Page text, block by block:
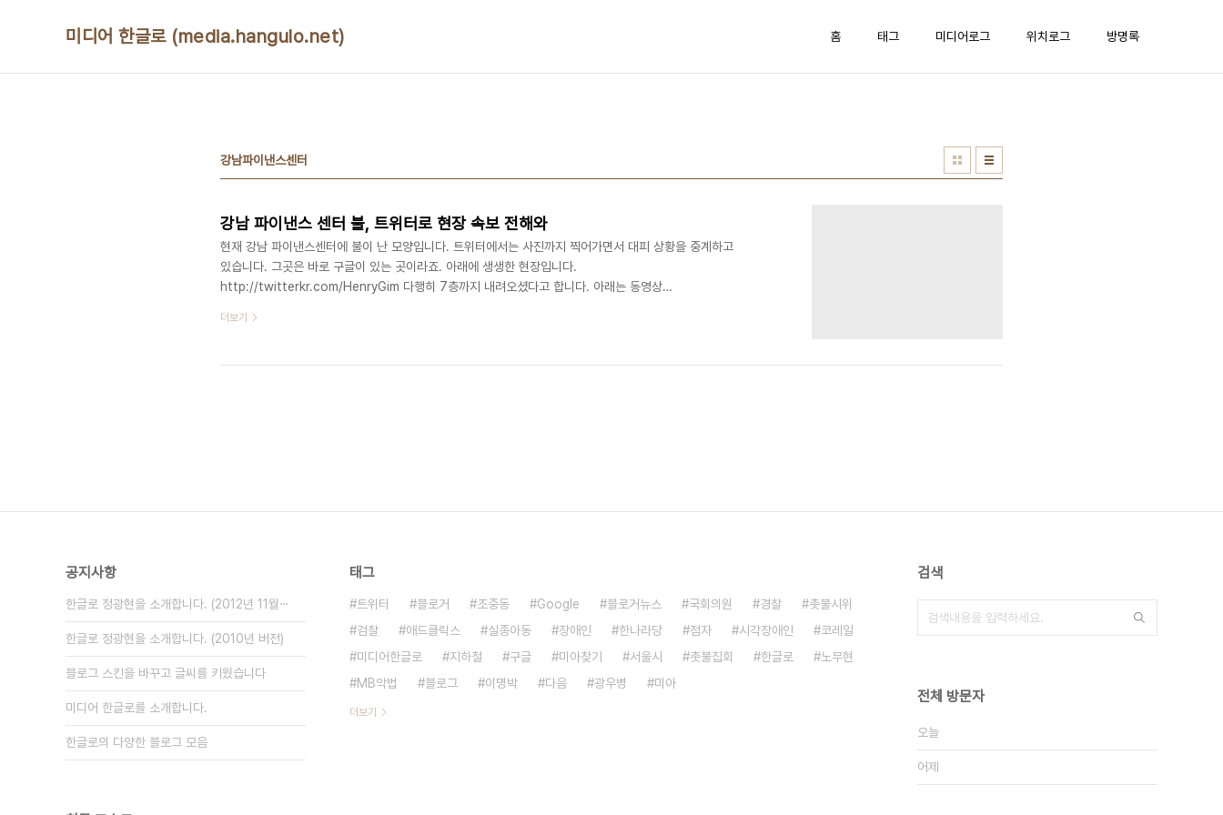
미디어 한글로 (media.hangulo.net) 홈 태그 미디어로그 위치로그 방명록
강남파이낸스센터
강남 파이낸스 센터 불, 트위터로 현장 속보 전해와
현재 강남 파이낸스센터에 불이 난 모양입니다. 트위터에서는 사진까지 찍어가면서 대피 상황을 중계하고
있습니다. 그곳은 바로 구글이 있는 곳이라죠. 아래에 생생한 현장입니다.
http://twitterkr.com/HenryGim 다행히 7층까지 내려오셨다고 합니다. 아래는 동영상
http://twitterkr.com/loisatgoogle 구글의 정김경숙님에 의하면, 진화가 되었다고 하네요. 일하고 있
약 1분전 web에서 작성된 글 트위터가 위기를 전파하는 데도 도움이 될 듯 합니다. 만약, 안전한 ..
더보기
공지사항
한글로 정광현을 소개합니다. (2012년 11월⋯
한글로 정광현을 소개합니다. (2010년 버전)
블로그 스킨을 바꾸고 글씨를 키웠습니다
미디어 한글로를 소개합니다.
한글로의 다양한 블로그 모음
태그
트위터 블로거 조중동 Google 블로거뉴스 국회의원 경찰
촛불시위
검찰
애드클릭스 실종아동 장애인 한나라당 점자 시각장애인
코레일
미디어한글로
지하철 구글 미아찾기 서울시 촛불집회 한글로
노무현
MB악법
블로그 이명박 다음 광우병 미아
더보기
검색
전체 방문자
오늘
어제